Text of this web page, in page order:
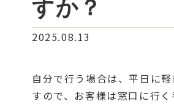
すか？
2025.08.13
自分で行う場合は、平日に
すので、お客様は窓口に行く